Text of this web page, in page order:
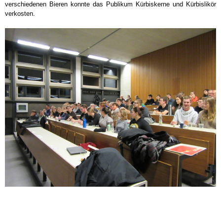
verschiedenen Bieren konnte das Publikum Kürbiskerne und Kürbislikör
verkosten.